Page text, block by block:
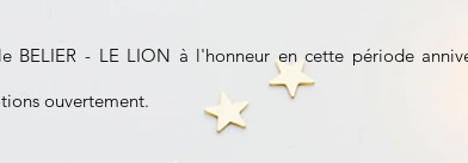
BELIER - LE LION à l'honneur en cette période
ouvertement.